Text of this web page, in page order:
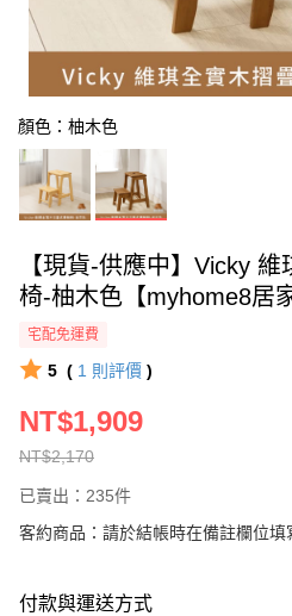
顏色：柚木色
【現貨-供應中】Vicky
椅-柚木色【myhome8居
宅配免運費
5 ( 1 則評價 )
NT$2,170
NT$1,909
已賣出：235件
客約商品：請於結帳時在備註欄位填
付款與運送方式